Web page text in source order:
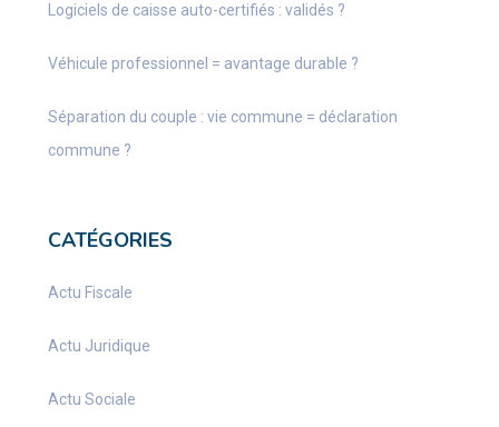
Logiciels de caisse auto-certifiés : validés ?
Véhicule professionnel = avantage durable ?
Séparation du couple : vie commune = déclaration
commune ?
CATÉGORIES
Actu Fiscale
Actu Juridique
Actu Sociale